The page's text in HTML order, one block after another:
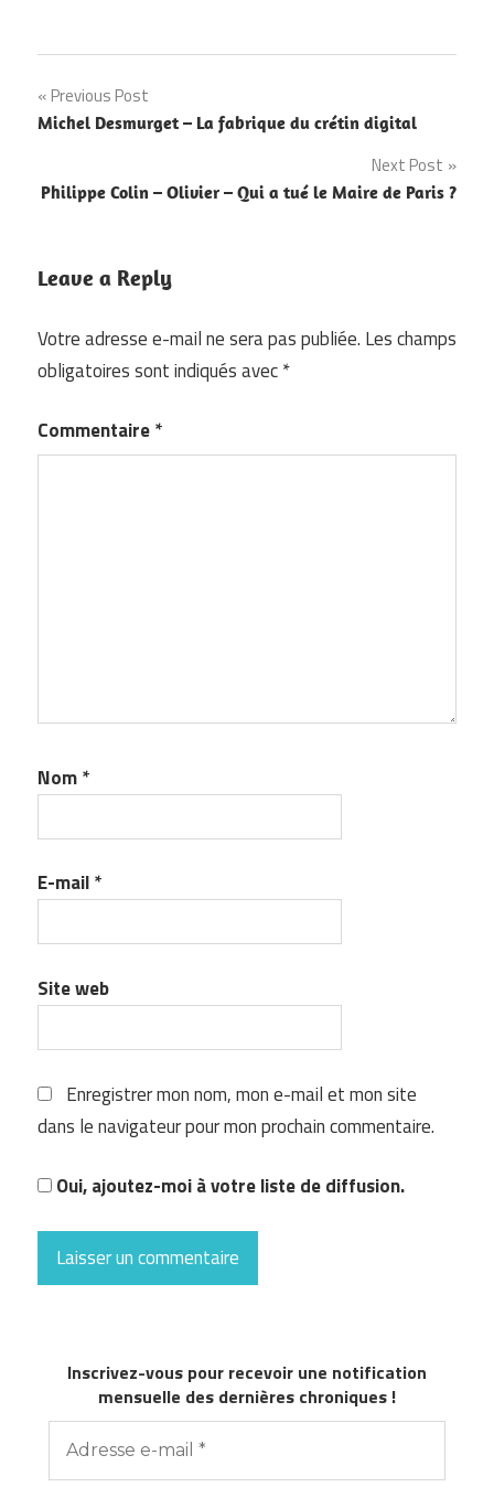
Navigation
de
l’article
Previous Post
Michel Desmurget – La fabrique du crétin digital
Next Post
Philippe Colin – Olivier – Qui a tué le Maire de Paris ?
Leave a Reply
Votre adresse e-mail ne sera pas publiée. Les champs
obligatoires sont indiqués avec*
Commentaire*
Nom*
E-mail*
Site web
Enregistrer mon nom, mon e-mail et mon site
dans le navigateur pour mon prochain commentaire.
Oui, ajoutez-moi à votre liste de diffusion.
Inscrivez-vous pour recevoir une notification
mensuelle des dernières chroniques !